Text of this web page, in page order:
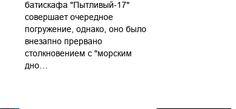
батискафа "Пытливый-17"
совершает очередное
погружение, однако, оно было
внезапно прервано
столкновением с "морским
дно…